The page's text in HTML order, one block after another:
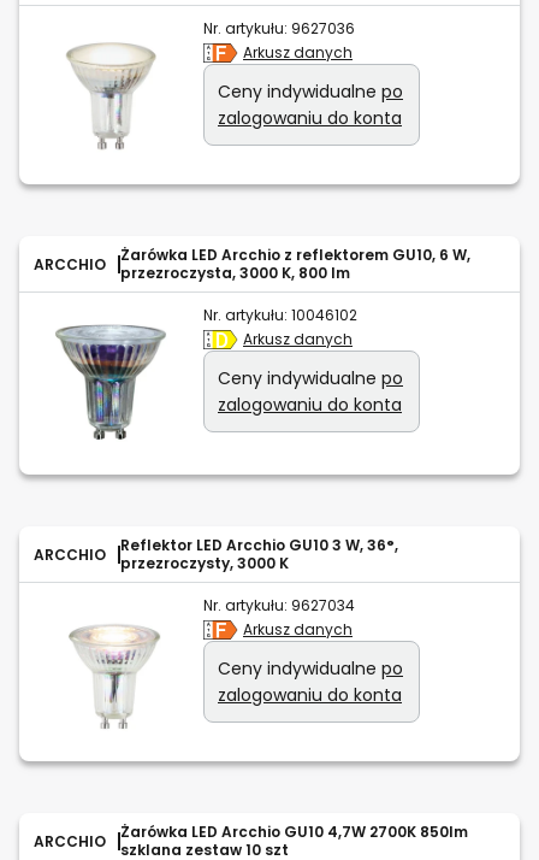
Nr. artykułu: 9627036
Arkusz danych
Ceny indywidualne po
zalogowaniu do konta
ARCCHIO
Żarówka LED Arcchio z reflektorem GU10, 6 W,
przezroczysta, 3000 K, 800 lm
Nr. artykułu: 10046102
Arkusz danych
Ceny indywidualne po
zalogowaniu do konta
ARCCHIO
Reflektor LED Arcchio GU10 3 W, 36°,
przezroczysty, 3000 K
Nr. artykułu: 9627034
Arkusz danych
Ceny indywidualne po
zalogowaniu do konta
ARCCHIO
Żarówka LED Arcchio GU10 4,7W 2700K 850lm
szklana zestaw 10 szt